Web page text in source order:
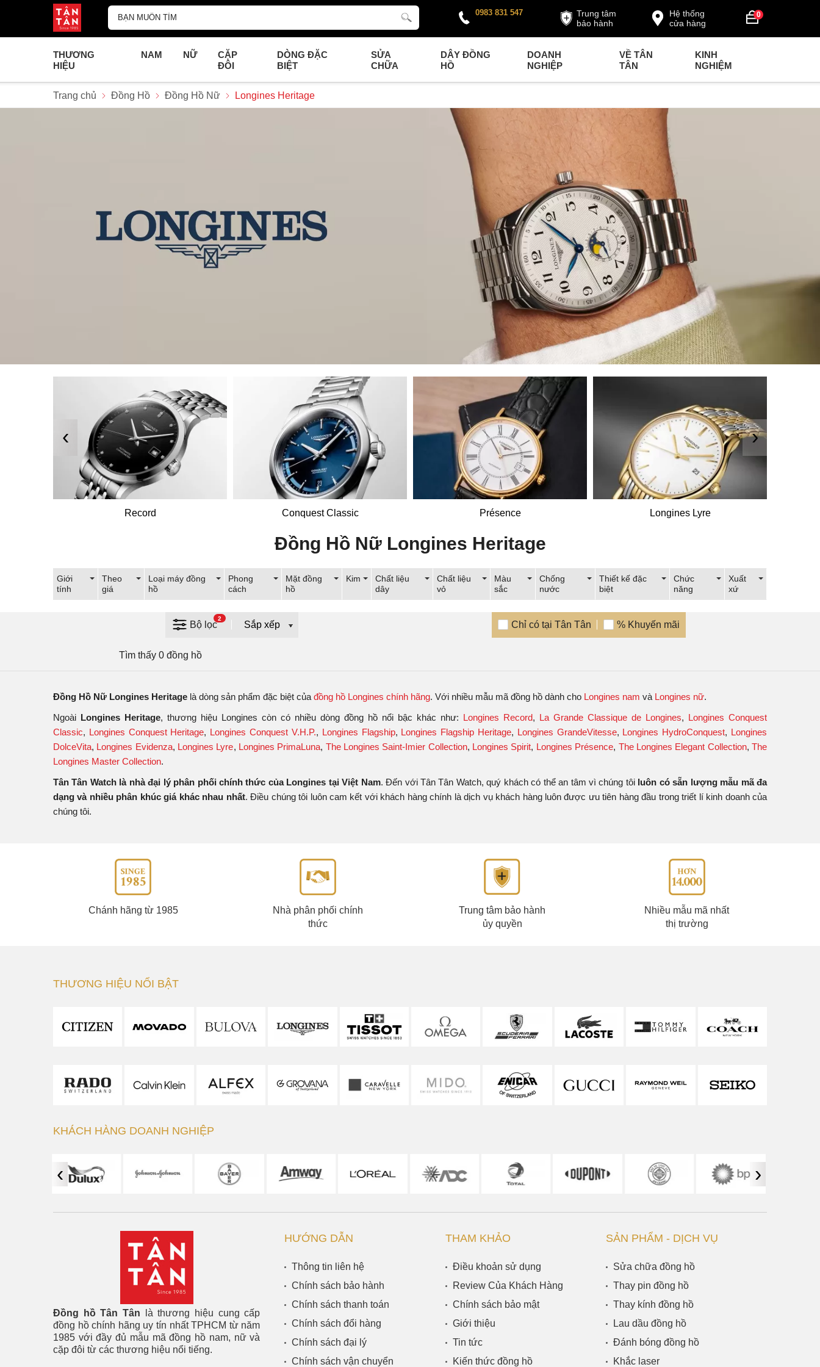
0
Hệ thống
cửa hàng
Trung tâm
bảo hành
0983 831 547
THƯƠNG
HIỆU
NAM NỮ
CẶP
ĐÔI
DÒNG ĐẶC
BIỆT
SỬA
CHỮA
DÂY ĐỒNG
HỒ
DOANH
NGHIỆP
VỀ TÂN
TÂN
KINH
NGHIỆM
Trang chủ Đồng Hồ Đồng Hồ Nữ Longines Heritage
Record Conquest Classic Présence Longines Lyre
‹ ›
Đồng Hồ Nữ Longines Heritage
Giới
tính
Theo
giá
Loại máy đồng
hồ
Phong
cách
Mặt đồng
hồ
Kim
Chất liệu
dây
Chất liệu
vỏ
Màu
sắc
Chống
nước
Thiết kế đặc
biệt
Chức
năng
Xuất
xứ
Bộ lọc
2
Chỉ có tại Tân Tân % Khuyến mãi
Tìm thấy 0 đồng hồ
Đồng Hồ Nữ Longines Heritage là dòng sản phẩm đặc biệt của đồng hồ Longines chính hãng. Với nhiều mẫu mã đồng hồ dành cho Longines nam và Longines nữ.
Ngoài Longines Heritage, thương hiệu Longines còn có nhiều dòng đồng hồ nổi bậc khác như: Longines Record, La Grande Classique de Longines, Longines Conquest
Classic, Longines Conquest Heritage, Longines Conquest V.H.P., Longines Flagship, Longines Flagship Heritage, Longines GrandeVitesse, Longines HydroConquest, Longines
DolceVita, Longines Evidenza, Longines Lyre, Longines PrimaLuna, The Longines Saint-Imier Collection, Longines Spirit, Longines Présence, The Longines Elegant Collection,The
Longines Master Collection.
Tân Tân Watch là nhà đại lý phân phối chính thức của Longines tại Việt Nam. Đến với Tân Tân Watch, quý khách có thể an tâm vì chúng tôi luôn có sẵn lượng mẫu mã đa
dạng và nhiều phân khúc giá khác nhau nhất. Điều chúng tôi luôn cam kết với khách hàng chính là dịch vụ khách hàng luôn được ưu tiên hàng đầu trong triết lí kinh doanh của
chúng tôi.
Chánh hãng từ 1985
Nhà phân phối chính
thức
Trung tâm bảo hành
ủy quyền
Nhiều mẫu mã nhất
thị trường
THƯƠNG HIỆU NỔI BẬT
KHÁCH HÀNG DOANH NGHIỆP
‹ ›
Đồng hồ Tân Tân là thương hiệu cung cấp
đồng hồ chính hãng uy tín nhất TPHCM từ năm
1985 với đầy đủ mẫu mã đồng hồ nam, nữ và
cặp đôi từ các thương hiệu nổi tiếng.
HƯỚNG DẪN
Thông tin liên hệ
Chính sách bảo hành
Chính sách thanh toán
Chính sách đổi hàng
Chính sách đại lý
Chính sách vận chuyển
THAM KHẢO
Điều khoản sử dụng
Review Của Khách Hàng
Chính sách bảo mật
Giới thiệu
Tin tức
Kiến thức đồng hồ
SẢN PHẨM - DỊCH VỤ
Sửa chữa đồng hồ
Thay pin đồng hồ
Thay kính đồng hồ
Lau dầu đồng hồ
Đánh bóng đồng hồ
Khắc laser